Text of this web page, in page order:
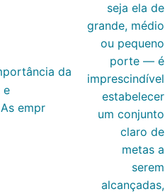
da
e
empr
seja ela de
grande, médio
ou pequeno
porte — é
imprescindível
estabelecer
um conjunto
claro de
metas a
serem
alcançadas,